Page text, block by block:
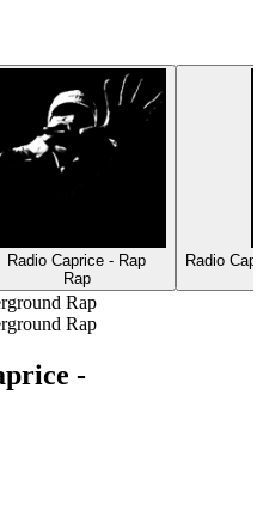
Radio Caprice - Rap
Rap
Radio
Rap
Rap
-